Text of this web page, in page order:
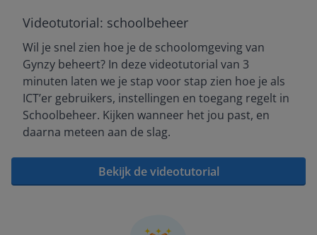
Videotutorial: schoolbeheer
Wil je snel zien hoe je de schoolomgeving van
Gynzy beheert? In deze videotutorial van 3
minuten laten we je stap voor stap zien hoe je als
ICT’er gebruikers, instellingen en toegang regelt in
Schoolbeheer. Kijken wanneer het jou past, en
daarna meteen aan de slag.
Bekijk de videotutorial